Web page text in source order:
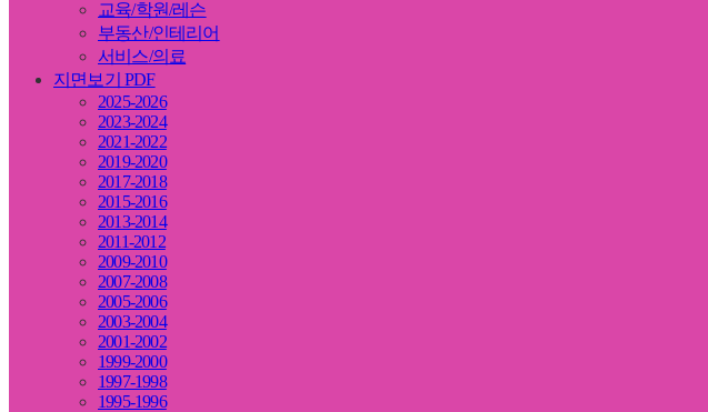
교육/학원/레슨
부동산/인테리어
서비스/의료
지면보기 PDF
2025-2026
2023-2024
2021-2022
2019-2020
2017-2018
2015-2016
2013-2014
2011-2012
2009-2010
2007-2008
2005-2006
2003-2004
2001-2002
1999-2000
1997-1998
1995-1996